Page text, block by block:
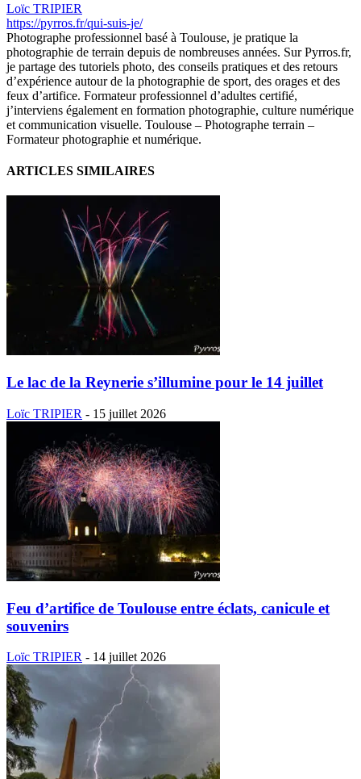
Loïc TRIPIER
https://pyrros.fr/qui-suis-je/
Photographe professionnel basé à Toulouse, je pratique la
photographie de terrain depuis de nombreuses années. Sur Pyrros.fr,
je partage des tutoriels photo, des conseils pratiques et des retours
d’expérience autour de la photographie de sport, des orages et des
feux d’artifice. Formateur professionnel d’adultes certifié,
j’interviens également en formation photographie, culture numérique
et communication visuelle. Toulouse – Photographe terrain –
Formateur photographie et numérique.
ARTICLES SIMILAIRES
Le lac de la Reynerie s’illumine pour le 14 juillet
Loïc TRIPIER - 15 juillet 2026
Feu d’artifice de Toulouse entre éclats, canicule et
souvenirs
Loïc TRIPIER - 14 juillet 2026